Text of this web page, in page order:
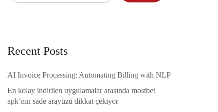
Recent Posts
AI Invoice Processing: Automating Billing with NLP
En kolay indirilen uygulamalar arasında mostbet
apk’nın sade arayüzü dikkat çekiyor